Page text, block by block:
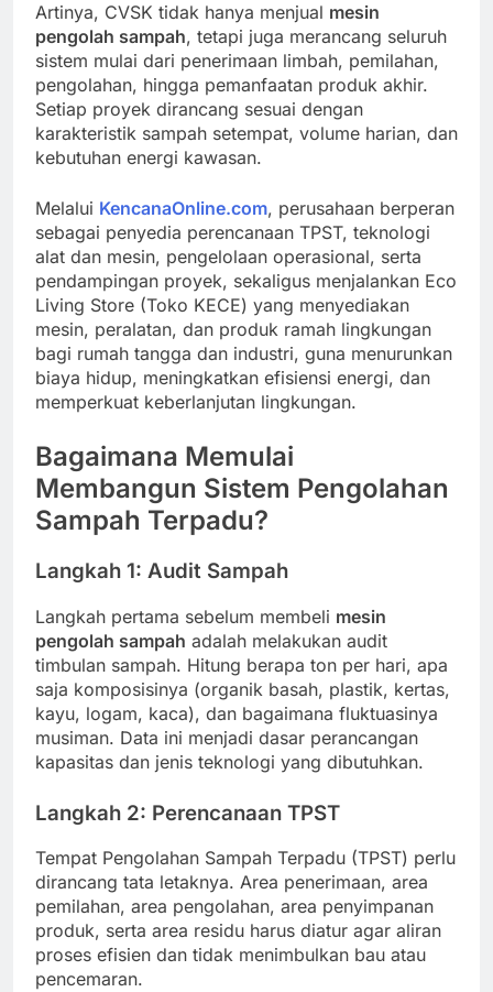
Artinya, CVSK tidak hanya menjual mesin
pengolah sampah, tetapi juga merancang seluruh
sistem mulai dari penerimaan limbah, pemilahan,
pengolahan, hingga pemanfaatan produk akhir.
Setiap proyek dirancang sesuai dengan
karakteristik sampah setempat, volume harian, dan
kebutuhan energi kawasan.
Melalui KencanaOnline.com, perusahaan berperan
sebagai penyedia perencanaan TPST, teknologi
alat dan mesin, pengelolaan operasional, serta
pendampingan proyek, sekaligus menjalankan Eco
Living Store (Toko KECE) yang menyediakan
mesin, peralatan, dan produk ramah lingkungan
bagi rumah tangga dan industri, guna menurunkan
biaya hidup, meningkatkan efisiensi energi, dan
memperkuat keberlanjutan lingkungan.
Bagaimana Memulai
Membangun Sistem Pengolahan
Sampah Terpadu?
Langkah 1: Audit Sampah
Langkah pertama sebelum membeli mesin
pengolah sampah adalah melakukan audit
timbulan sampah. Hitung berapa ton per hari, apa
saja komposisinya (organik basah, plastik, kertas,
kayu, logam, kaca), dan bagaimana fluktuasinya
musiman. Data ini menjadi dasar perancangan
kapasitas dan jenis teknologi yang dibutuhkan.
Langkah 2: Perencanaan TPST
Tempat Pengolahan Sampah Terpadu (TPST) perlu
dirancang tata letaknya. Area penerimaan, area
pemilahan, area pengolahan, area penyimpanan
produk, serta area residu harus diatur agar aliran
proses efisien dan tidak menimbulkan bau atau
pencemaran.